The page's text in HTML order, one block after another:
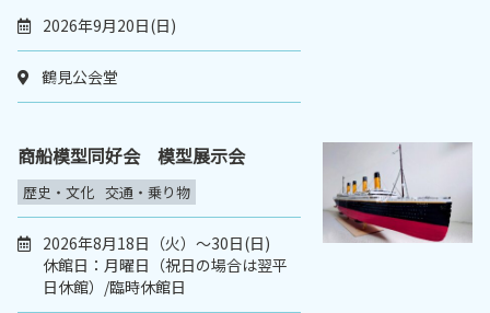
2026年9月20日(日)
鶴見公会堂
商船模型同好会 模型展示会
歴史・文化 交通・乗り物
2026年8月18日（火）～30日(日)
休館日：月曜日（祝日の場合は翌平
日休館）/臨時休館日